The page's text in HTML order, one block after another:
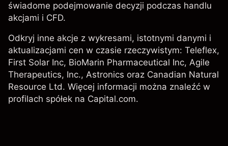
świadome podejmowanie decyzji podczas handlu
akcjami i CFD.
Odkryj inne akcje z wykresami, istotnymi danymi i
aktualizacjami cen w czasie rzeczywistym: Teleflex,
First Solar Inc, BioMarin Pharmaceutical Inc, Agile
Therapeutics, Inc., Astronics oraz Canadian Natural
Resource Ltd. Więcej informacji można znaleźć w
profilach spółek na Capital.com.